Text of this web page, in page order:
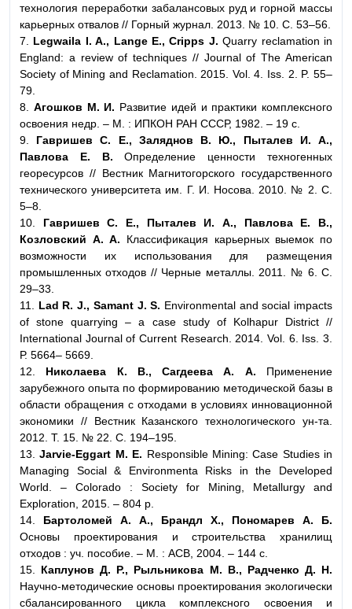
технология переработки забалансовых руд и горной массы
карьерных отвалов // Горный журнал. 2013. № 10. С. 53–56.
7. Legwaila I. A., Lange E., Cripps J. Quarry reclamation in
England: a review of techniques // Journal of The American
Society of Mining and Reclamation. 2015. Vol. 4. Iss. 2. P. 55–
79.
8. Агошков М. И. Развитие идей и практики комплексного
освоения недр. – М. : ИПКОН РАН СССР, 1982. – 19 с.
9. Гавришев С. Е., Заляднов В. Ю., Пыталев И. А.,
Павлова Е. В. Определение ценности техногенных
георесурсов // Вестник Магнитогорского государственного
технического университета им. Г. И. Носова. 2010. № 2. С.
5–8.
10. Гавришев С. Е., Пыталев И. А., Павлова Е. В.,
Козловский А. А. Классификация карьерных выемок по
возможности их использования для размещения
промышленных отходов // Черные металлы. 2011. № 6. С.
29–33.
11. Lad R. J., Samant J. S. Environmental and social impacts
of stone quarrying – a case study of Kolhapur District //
International Journal of Current Research. 2014. Vol. 6. Iss. 3.
Р. 5664– 5669.
12. Николаева К. В., Сагдеева А. А. Применение
зарубежного опыта по формированию методической базы в
области обращения с отходами в условиях инновационной
экономики // Вестник Казанского технологического ун-та.
2012. Т. 15. № 22. С. 194–195.
13.
Jarvie-Eggart M. E. Responsible Mining: Case Studies in
Managing Social & Environmenta Risks in the Developed
World. – Colorado : Society for Mining, Metallurgy and
Exploration, 2015. – 804 р.
14. Бартоломей А. А., Брандл Х., Пономарев А. Б.
Основы проектирования и строительства хранилищ
отходов : уч. пособие. – М. : АСВ, 2004. – 144 с.
15. Каплунов Д. Р., Рыльникова М. В., Радченко Д. Н.
Научно-методические основы проектирования экологически
сбалансированного цикла комплексного освоения и